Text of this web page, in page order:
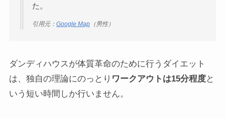
た。
引用元： Google Map（男性）
ダンディハウスが体質革命のために行うダイエット
は、独自の理論にのっとり ワークアウトは15分程度と
いう短い時間しか行いません。